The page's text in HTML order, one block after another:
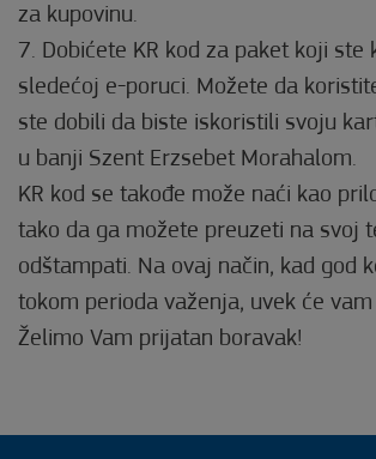
za kupovinu.
7. Dobićete KR kod za paket koji ste
sledećoj e-poruci. Možete da
ste dobili da biste iskoristili svoju
u banji Szent Erzsebet Morahalom.
KR kod se takođe može naći kao
tako da ga možete preuzeti na svoj
odštampati. Na ovaj način, kad god
tokom perioda važenja, uvek će
Želimo Vam prijatan boravak!